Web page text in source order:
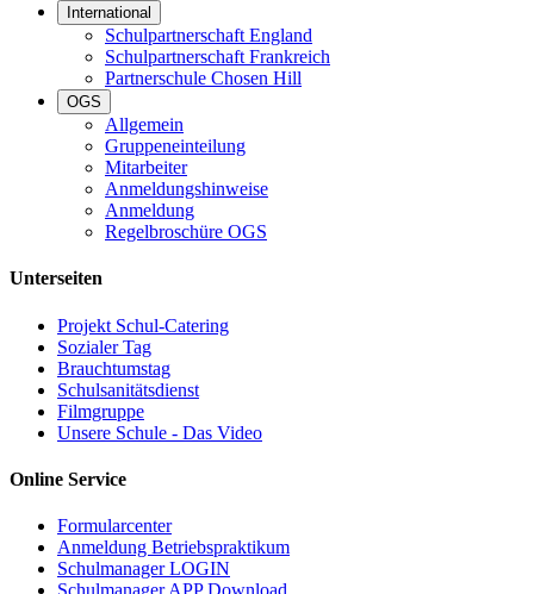
International
Schulpartnerschaft England
Schulpartnerschaft Frankreich
Partnerschule Chosen Hill
OGS
Allgemein
Gruppeneinteilung
Mitarbeiter
Anmeldungshinweise
Anmeldung
Regelbroschüre OGS
Unterseiten
Projekt Schul-Catering
Sozialer Tag
Brauchtumstag
Schulsanitätsdienst
Filmgruppe
Unsere Schule - Das Video
Online Service
Formularcenter
Anmeldung Betriebspraktikum
Schulmanager LOGIN
Schulmanager APP Download